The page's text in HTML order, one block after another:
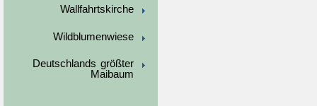
Wallfahrtskirche
Wildblumenwiese
Deutschlands größter
Maibaum